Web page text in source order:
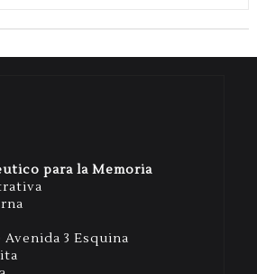
para la Memoria
Avenida 3 Esquina